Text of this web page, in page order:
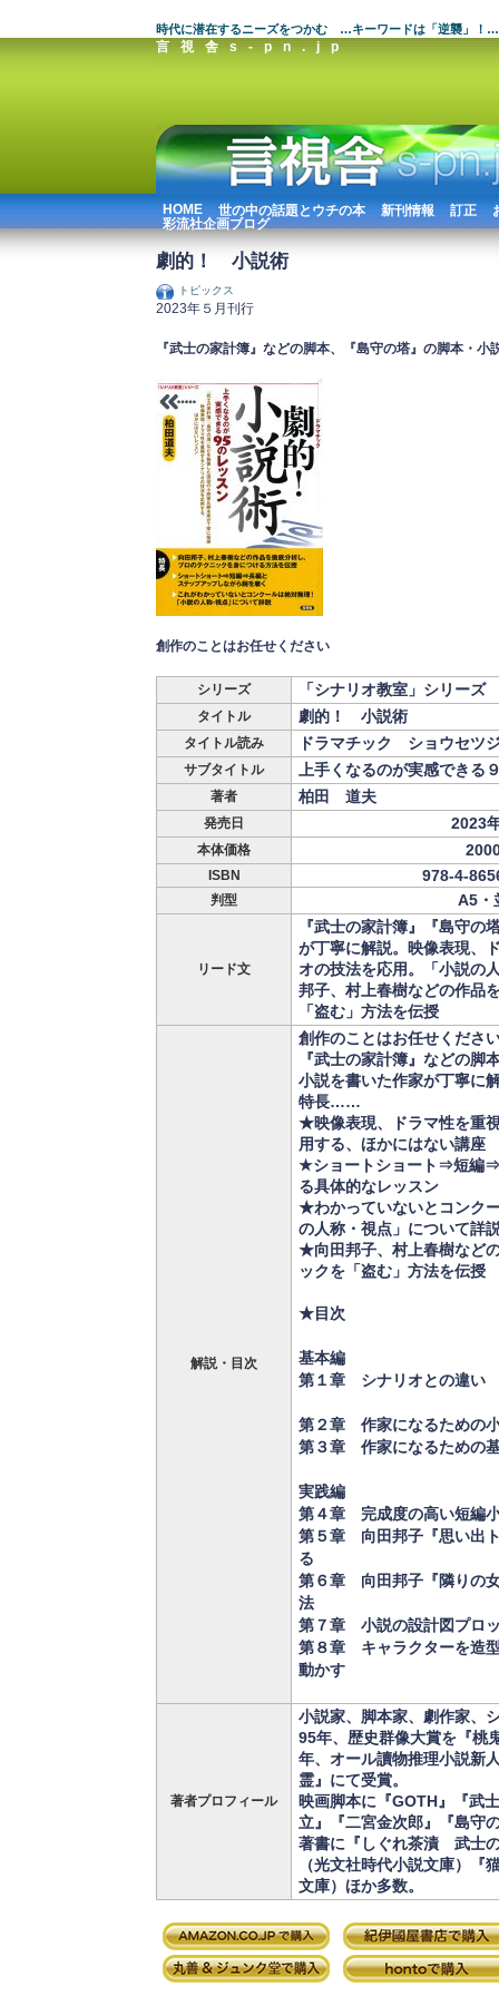
時代に潜在するニーズをつかむ …キーワードは「逆襲」！…
言視舎s-pn.jp
HOME 世の中の話題とウチの本 新刊情報 訂正
彩流社企画ブログ
劇的！ 小説術
トピックス
2023年５月刊行
『武士の家計簿』などの脚本、『島守の塔』の脚本・
創作のことはお任せください
シリーズ 「シナリオ教室」シリーズ
タイトル 劇的！ 小説術
タイトル読み ドラマチック ショウセツ
サブタイトル 上手くなるのが実感できる
著者 柏田 道夫
発売日 2023
本体価格
ISBN 978-4-
判型 A5・
リード文
『武士の家計簿』『島守の
が丁寧に解説。映像表現、
オの技法を応用。「小説の
邦子、村上春樹などの作品
「盗む」方法を伝授
解説・目次
創作のことはお任せくださ
『武士の家計簿』などの脚
小説を書いた作家が丁寧に
特長……
★映像表現、ドラマ性を重
用する、ほかにはない講座
★ショートショート⇒短編⇒
る具体的なレッスン
★わかっていないとコンク
の人称・視点」について詳
★向田邦子、村上春樹など
ックを「盗む」方法を伝授
★目次
基本編
第１章 シナリオとの違い
第２章 作家になるための
第３章 作家になるための
実践編
第４章 完成度の高い短編
第５章 向田邦子『思い出
る
第６章 向田邦子『隣りの
法
第７章 小説の設計図プロ
第８章 キャラクターを造
動かす
著者プロフィール
小説家、脚本家、劇作家、
95年、歴史群像大賞を『桃
年、オール讀物推理小説新
霊』にて受賞。
映画脚本に『GOTH』『武
立』『二宮金次郎』『島守
著書に『しぐれ茶漬 武士
（光文社時代小説文庫）
文庫）ほか多数。